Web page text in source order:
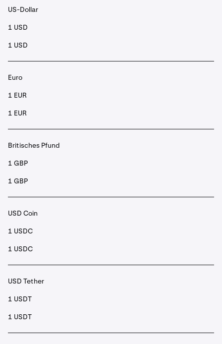
US-Dollar
1 USD
1 USD
Euro
1 EUR
1 EUR
Britisches Pfund
1 GBP
1 GBP
USD Coin
1 USDC
1 USDC
USD Tether
1 USDT
1 USDT